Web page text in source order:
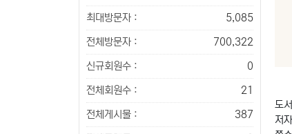
최대방문자 : 5,085
전체방문자 : 700,322
신규회원수 : 0
전체회원수 : 21
전체게시물 : 387
도
저